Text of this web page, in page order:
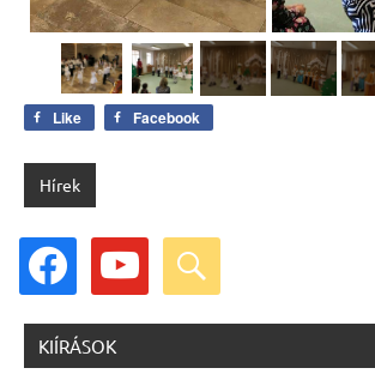
Like Facebook
Hírek
facebook youtube search
KIÍRÁSOK